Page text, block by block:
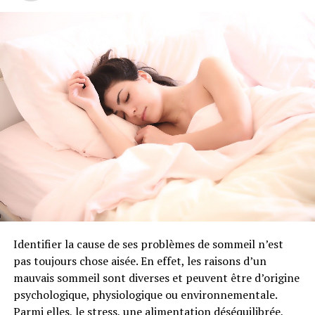
Ravintsara indication : dans quelles
circonstances utiliser cette huile
essentielle ?
Comme pour beaucoup d’huiles essentielles, l’essence de
ravintsara possède de nombreux atouts et peut être
utilisée pour vous aider dans différents domaines.
L’huile essentielle de ravintsara et les
affections respiratoires
Le ravintsara est reconnu pour ses qualités anti-
infectieuses, antivirales et tonifiantes. L’huile essentielle
de ravintsara est ainsi le plus souvent indiquée pour
aider à soulager les affections respiratoires telles que la
grippe, la bronchite ou les rhinopharyngites. Considéré
Identifier la cause de ses problèmes de sommeil n’est
pas toujours chose aisée. En effet, les raisons d’un
mauvais sommeil sont diverses et peuvent être d’origine
psychologique, physiologique ou environnementale.
Parmi elles, le stress, une alimentation déséquilibrée,